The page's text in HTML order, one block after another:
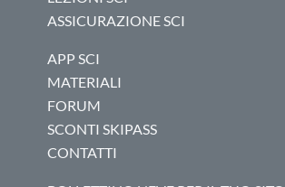
ASSICURAZIONE SCI
APP SCI
MATERIALI
FORUM
SCONTI SKIPASS
CONTATTI